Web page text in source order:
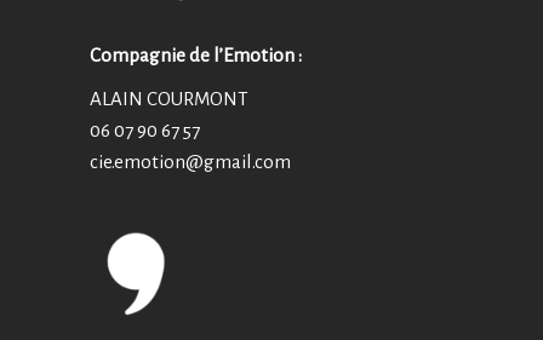
Compagnie de l’Emotion :
ALAIN COURMONT
06 07 90 67 57
cie.emotion@gmail.com